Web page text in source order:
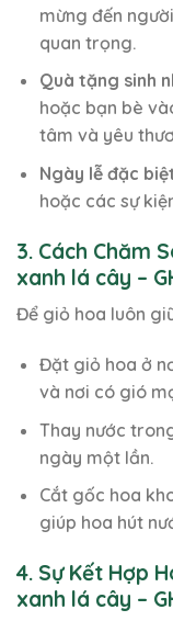
mừng đến
quan trọng.
Quà tặng sinh
hoặc bạn bè
tâm và yêu
Ngày lễ đặc
hoặc các sự
3. Cách Chăm
xanh lá cây –
Để giỏ hoa luôn
Đặt giỏ hoa ở
và nơi có gió
Thay nước
ngày một lần.
Cắt gốc hoa
giúp hoa hút
4. Sự Kết Hợp
xanh lá cây –